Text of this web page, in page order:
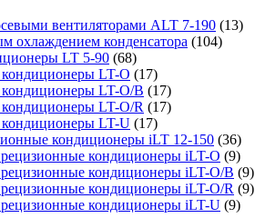
вентиляторами ALT 7-190 (13)
охлаждением конденсатора (104)
LT 5-90 (68)
LT-O (17)
LT-O/B (17)
LT-O/R (17)
LT-U (17)
кондиционеры iLT 12-150 (36)
кондиционеры iLT-O (9)
кондиционеры iLT-O/B (9)
кондиционеры iLT-O/R (9)
кондиционеры iLT-U (9)